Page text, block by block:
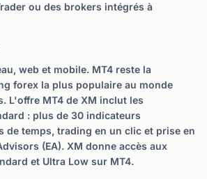
ou des brokers intégrés à
web et mobile. MT4 reste la
forex la plus populaire au monde
L'offre MT4 de XM inclut les
: plus de 30 indicateurs
de temps, trading en un clic et prise en
(EA). XM donne accès aux
et Ultra Low sur MT4.